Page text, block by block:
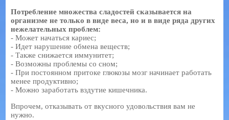
Потребление множества сладостей сказывается на
организме не только в виде веса, но и в виде ряда других
нежелательных проблем:
- Может начаться кариес;
- Идет нарушение обмена веществ;
- Также снижается иммунитет;
- Возможны проблемы со сном;
- При постоянном притоке глюкозы мозг начинает работать
менее продуктивно;
- Можно заработать вздутие кишечника.
Впрочем, отказывать от вкусного удовольствия вам не
нужно.